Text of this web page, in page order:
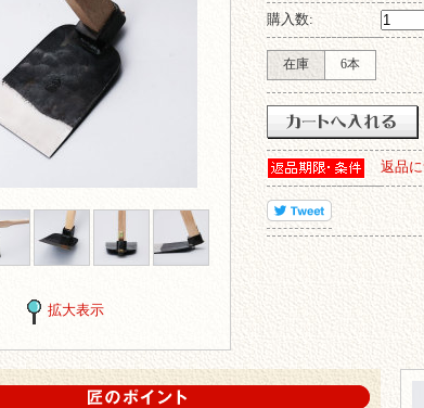
拡大表示
購入数:
在庫 6本
返品